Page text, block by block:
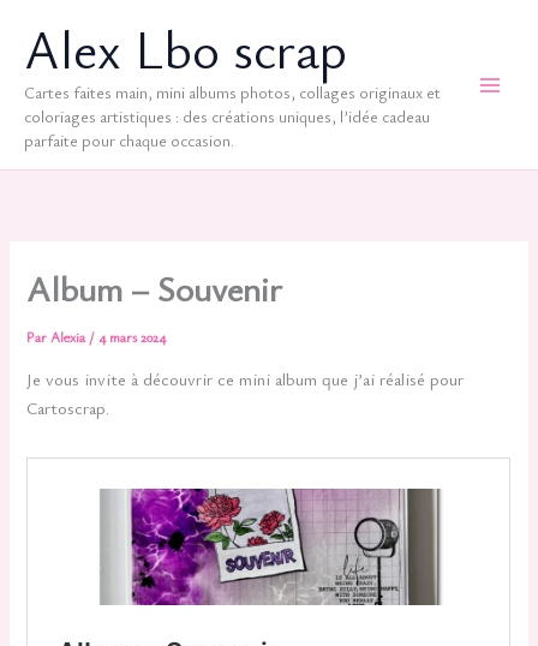
contenuAlex Lbo scrap
Cartes faites main, mini albums photos, collages originaux et
coloriages artistiques : des créations uniques, l’idée cadeau
parfaite pour chaque occasion.
Album – Souvenir
ParAlexia /4 mars 2024
Je vous invite à découvrir ce mini album que j’ai réalisé pour
Cartoscrap.